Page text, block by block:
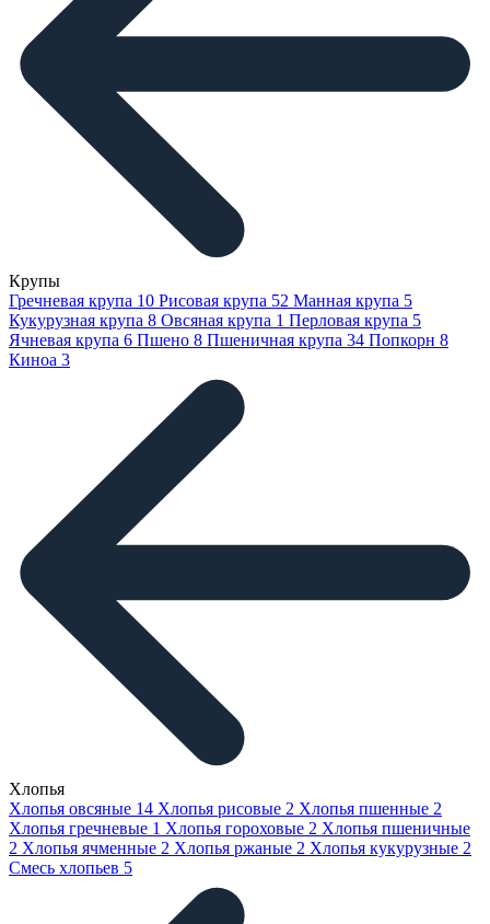
Крупы
Гречневая крупа 10 Рисовая крупа 52 Манная крупа 5
Кукурузная крупа 8 Овсяная крупа 1 Перловая крупа 5
Ячневая крупа 6 Пшено 8 Пшеничная крупа 34 Попкорн 8
Киноа 3
Хлопья
Хлопья овсяные 14 Хлопья рисовые 2 Хлопья пшенные 2
Хлопья гречневые 1 Хлопья гороховые 2 Хлопья пшеничные
2 Хлопья ячменные 2 Хлопья ржаные 2 Хлопья кукурузные 2
Смесь хлопьев 5